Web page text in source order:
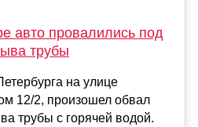
авто провалились под
трубы
на улице
12/2, произошел обвал
трубы с горячей водой.